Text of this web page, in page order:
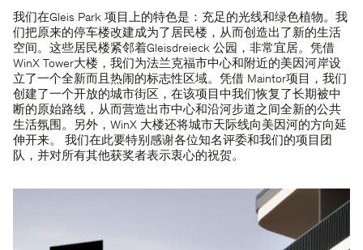
我们在Gleis Park 项目上的特色是：充足的光线和绿色植物。我
们把原来的停车楼改建成为了居民楼，从而创造出了新的生活
空间。这些居民楼紧邻着Gleisdreieck 公园，非常宜居。凭借
WinX Tower大楼，我们为法兰克福市中心和附近的美因河岸设
立了一个全新而且热闹的标志性区域。凭借 Maintor项目，我们
创建了一个开放的城市街区，在该项目中我们恢复了长期被中
断的原始路线，从而营造出市中心和沿河步道之间全新的公共
生活氛围。另外，WinX 大楼还将城市天际线向美因河的方向延
伸开来。 我们在此要特别感谢各位知名评委和我们的项目团
队，并对所有其他获奖者表示衷心的祝贺。